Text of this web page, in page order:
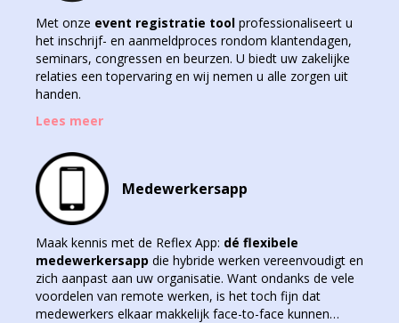
Met onze event registratie tool professionaliseert u
het inschrijf- en aanmeldproces rondom klantendagen,
seminars, congressen en beurzen. U biedt uw zakelijke
relaties een topervaring en wij nemen u alle zorgen uit
handen.
Lees meer
Medewerkersapp
Maak kennis met de Reflex App: dé flexibele
medewerkersapp die hybride werken vereenvoudigt en
zich aanpast aan uw organisatie. Want ondanks de vele
voordelen van remote werken, is het toch fijn dat
medewerkers elkaar makkelijk face-to-face kunnen